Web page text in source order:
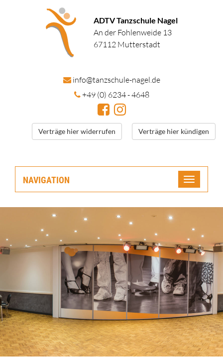
ADTV Tanzschule Nagel
An der Fohlenweide 13
67112 Mutterstadt
info@tanzschule-nagel.de
+49 (0) 6234 - 4648
Verträge hier widerrufen Verträge hier kündigen
NAVIGATION
Toggle